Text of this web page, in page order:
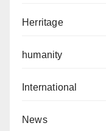
Herritage
humanity
International
News